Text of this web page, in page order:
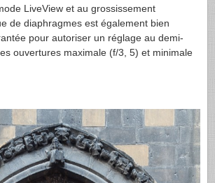
LiveView et au grossissement
de diaphragmes est également bien
pour autoriser un réglage au demi-
ouvertures maximale (f/3, 5) et minimale